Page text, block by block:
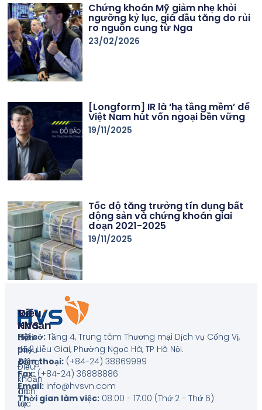
Chứng khoán Mỹ giảm nhẹ khỏi
ngưỡng kỷ lục, giá dầu tăng do rủi
ro nguồn cung từ Nga
23/02/2026
[Longform] IR là ‘hạ tầng mềm’ để
Việt Nam hút vốn ngoại bền vững
19/11/2025
Tốc độ tăng trưởng tín dụng bất
động sản và chứng khoán giai
đoạn 2021-2025
19/11/2025
Hội sở:Tầng 4, Trung tâm Thương mại Dịch vụ Cống Vị,
số 2 Liễu Giai, Phường Ngọc Hà, TP Hà Nội.
Điện thoại:(+84-24) 38869999
Fax:(+84-24) 36888886
Email:info@hvsvn.com
Thời gian làm việc:08:00 - 17:00 (Thứ 2 - Thứ 6)
Về
HVS
Giới
thiệu
công
ty
Tin
tức
Điều
Khoản
Biểu
phí
Điều
khoản
dịch
vụ